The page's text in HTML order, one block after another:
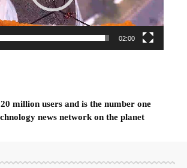
02:00
million users and is the number one
news network on the planet